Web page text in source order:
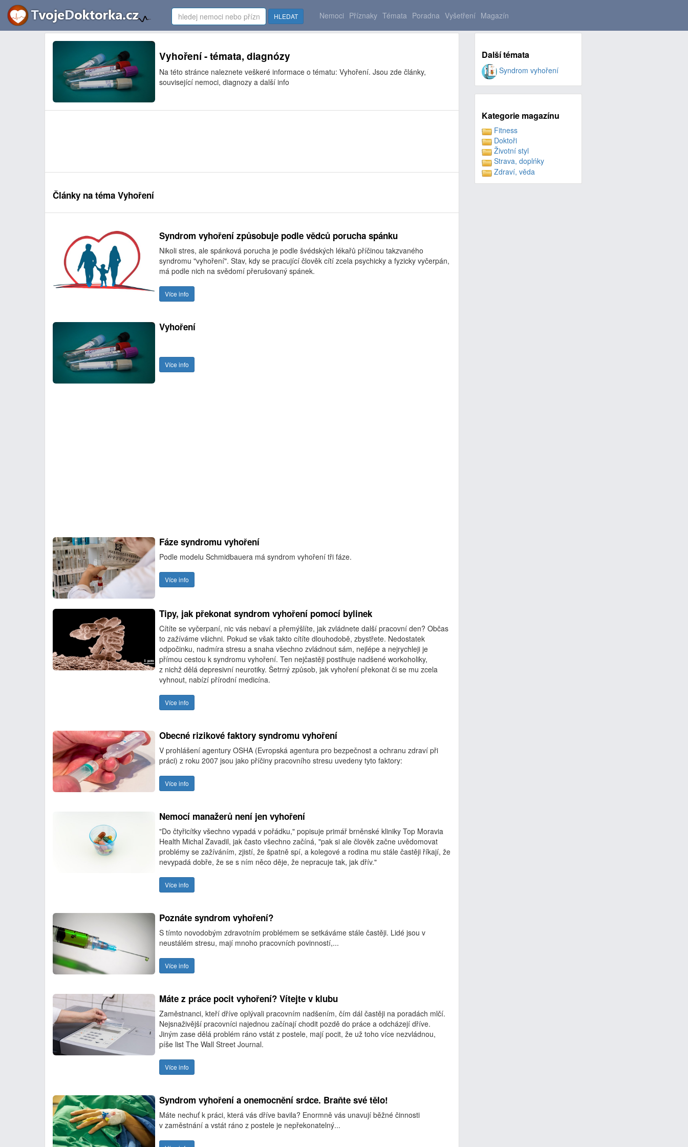
HLEDAT Nemoci Příznaky Témata Poradna Vyšetření Magazín
Vyhoření - témata, diagnózy
Na této stránce naleznete veškeré informace o tématu: Vyhoření. Jsou zde články,
související nemoci, diagnozy a další info
Články na téma Vyhoření
Syndrom vyhoření způsobuje podle vědců porucha spánku
Nikoli stres, ale spánková porucha je podle švédských lékařů příčinou takzvaného
syndromu "vyhoření". Stav, kdy se pracující člověk cítí zcela psychicky a fyzicky vyčerpán,
má podle nich na svědomí přerušovaný spánek.
Více info
Vyhoření
Více info
Fáze syndromu vyhoření
Podle modelu Schmidbauera má syndrom vyhoření tři fáze.
Více info
Tipy, jak překonat syndrom vyhoření pomocí bylinek
Cítíte se vyčerpaní, nic vás nebaví a přemýšlíte, jak zvládnete další pracovní den? Občas
to zažíváme všichni. Pokud se však takto cítíte dlouhodobě, zbystřete. Nedostatek
odpočinku, nadmíra stresu a snaha všechno zvládnout sám, nejlépe a nejrychleji je
přímou cestou k syndromu vyhoření. Ten nejčastěji postihuje nadšené workoholiky,
z nichž dělá depresivní neurotiky. Šetrný způsob, jak vyhoření překonat či se mu zcela
vyhnout, nabízí přírodní medicína.
Více info
Obecné rizikové faktory syndromu vyhoření
V prohlášení agentury OSHA (Evropská agentura pro bezpečnost a ochranu zdraví při
práci) z roku 2007 jsou jako příčiny pracovního stresu uvedeny tyto faktory:
Více info
Nemocí manažerů není jen vyhoření
"Do čtyřicítky všechno vypadá v pořádku," popisuje primář brněnské kliniky Top Moravia
Health Michal Zavadil, jak často všechno začíná, "pak si ale člověk začne uvědomovat
problémy se zažíváním, zjistí, že špatně spí, a kolegové a rodina mu stále častěji říkají, že
nevypadá dobře, že se s ním něco děje, že nepracuje tak, jak dřív."
Více info
Poznáte syndrom vyhoření?
S tímto novodobým zdravotním problémem se setkáváme stále častěji. Lidé jsou v
neustálém stresu, mají mnoho pracovních povinností,...
Více info
Máte z práce pocit vyhoření? Vítejte v klubu
Zaměstnanci, kteří dříve oplývali pracovním nadšením, čím dál častěji na poradách mlčí.
Nejsnaživější pracovníci najednou začínají chodit pozdě do práce a odcházejí dříve.
Jiným zase dělá problém ráno vstát z postele, mají pocit, že už toho více nezvládnou,
píše list The Wall Street Journal.
Více info
Syndrom vyhoření a onemocnění srdce. Braňte své tělo!
Máte nechuť k práci, která vás dříve bavila? Enormně vás unavují běžné činnosti
v zaměstnání a vstát ráno z postele je nepřekonatelný...
Další témata
Syndrom vyhoření
Kategorie magazínu
Fitness
Doktoři
Životní styl
Strava, doplńky
Zdraví, věda